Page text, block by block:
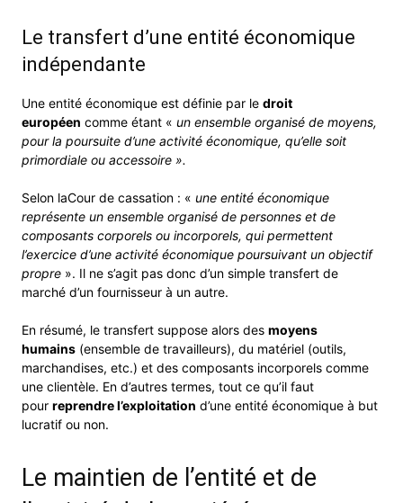
Le transfert d’une entité économique
indépendante
Une entité économique est définie par le droit
européen comme étant « un ensemble organisé de moyens,
pour la poursuite d’une activité économique, qu’elle soit
primordiale ou accessoire ».
Selon laCour de cassation : « une entité économique
représente un ensemble organisé de personnes et de
composants corporels ou incorporels, qui permettent
l’exercice d’une activité économique poursuivant un objectif
propre ». Il ne s’agit pas donc d’un simple transfert de
marché d’un fournisseur à un autre.
En résumé, le transfert suppose alors des moyens
humains (ensemble de travailleurs), du matériel (outils,
marchandises, etc.) et des composants incorporels comme
une clientèle. En d’autres termes, tout ce qu’il faut
pour reprendre l’exploitation d’une entité économique à but
lucratif ou non.
Le maintien de l’entité et de